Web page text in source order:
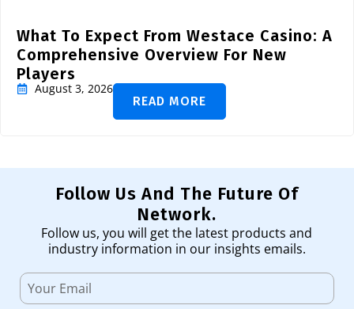
What To Expect From Westace Casino: A
Comprehensive Overview For New
Players
August 3, 2026
READ MORE
Follow Us And The Future Of
Network.
Follow us, you will get the latest products and
industry information in our insights emails.